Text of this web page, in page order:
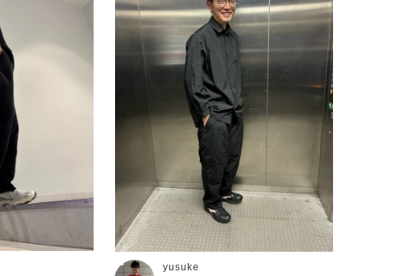
yusuke